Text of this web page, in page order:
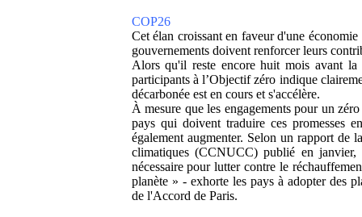
COP26
Cet élan croissant en faveur d'une
gouvernements doivent renforcer leurs
Alors qu'il reste encore huit mois avant la
participants à l’Objectif zéro indique
décarbonée est en cours et s'accélère.
À mesure que les engagements pour un
pays qui doivent traduire ces promesses
également augmenter. Selon un rapport de
climatiques (CCNUCC) publié en
nécessaire pour lutter contre le
planète » - exhorte les pays à adopter des
de l'Accord de Paris.